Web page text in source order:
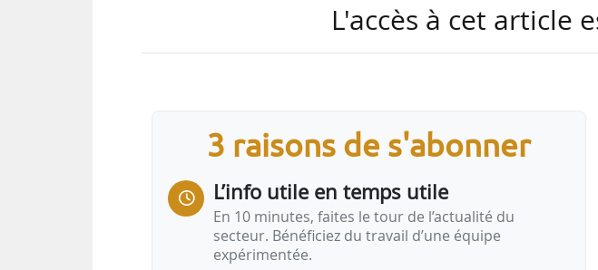
En 2022, la Ville a engagé un plan façades à
ravalements obligatoires pour les propriétaires
situés dans des rues ou places de l’hypercentre). Les
d’un arrêté et les propriétaires ou…
L'accès à cet article
3 raisons de s'abonner
L’info utile en temps utile
En 10 minutes, faites le tour de l’actualité du
secteur. Bénéficiez du travail d’une équipe
expérimentée.